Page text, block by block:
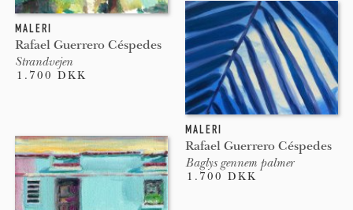
MALERI
Rafael Guerrero Céspedes
Strandvejen
1.700 DKK
MALERI
Rafael Guerrero Céspedes
Baglys gennem palmer
1.700 DKK